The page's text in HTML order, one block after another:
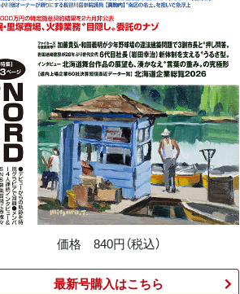
価格 840円（税込）
最新号購入はこちら​